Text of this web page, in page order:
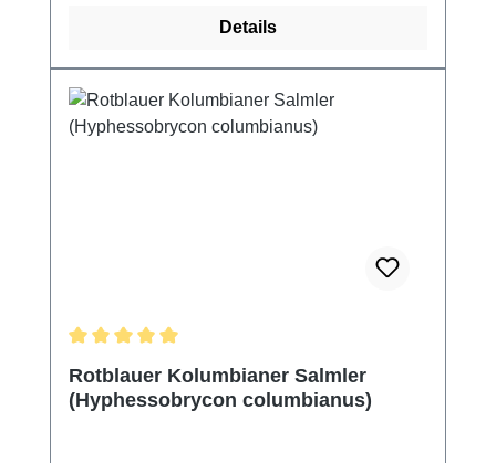
Details
Rotblauer Kolumbianer Salmler
(Hyphessobrycon columbianus)